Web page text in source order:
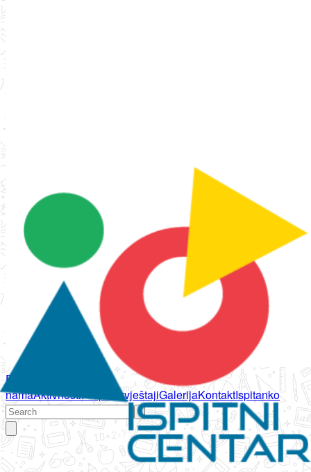
Početna
namaAktivnostiPropisi IzvještajiGalerijaKontaktIspitanko